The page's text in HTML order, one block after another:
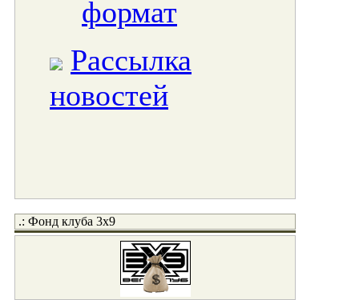
формат
Рассылка
новостей
.: Фонд клуба 3x9